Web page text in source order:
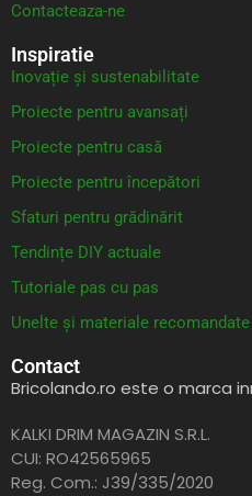
Contacteaza-ne
Inspiratie
Inovație și sustenabilitate
Proiecte pentru avansați
Proiecte pentru casă
Proiecte pentru începători
Sfaturi pentru grădinărit
Tendințe DIY actuale
Tutoriale pas cu pas
Unelte și materiale recomandate
Contact
Bricolando.ro este o marca
KALKI DRIM MAGAZIN S.R.L.
CUI: RO42565965
Reg. Com.: J39/335/2020